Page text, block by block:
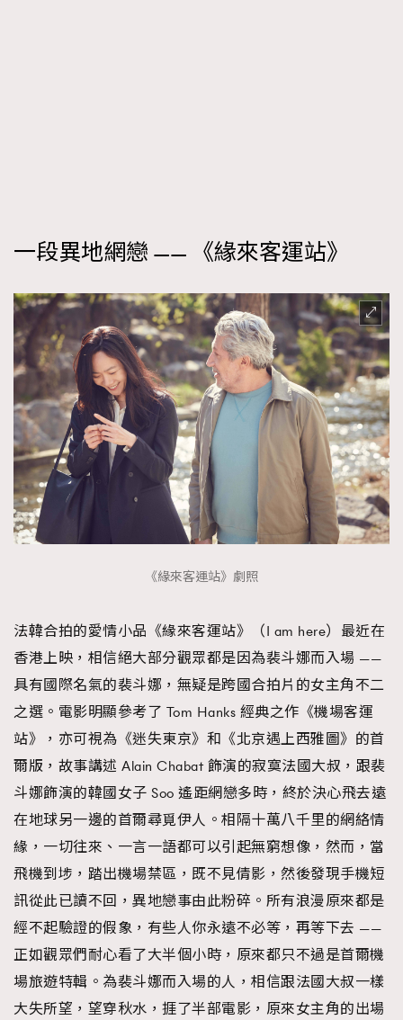
一段異地網戀 —— 《緣來客運站》
《緣來客運站》劇照
法韓合拍的愛情小品《緣來客運站》（I am here）最近在
香港上映，相信絕大部分觀眾都是因為裴斗娜而入場 ——
具有國際名氣的裴斗娜，無疑是跨國合拍片的女主角不二
之選。電影明顯參考了 Tom Hanks 經典之作《機場客運
站》，亦可視為《迷失東京》和《北京遇上西雅圖》的首
爾版，故事講述 Alain Chabat 飾演的寂寞法國大叔，跟裴
斗娜飾演的韓國女子 Soo 遙距網戀多時，終於決心飛去遠
在地球另一邊的首爾尋覓伊人。相隔十萬八千里的網絡情
緣，一切往來、一言一語都可以引起無窮想像，然而，當
飛機到埗，踏出機場禁區，既不見倩影，然後發現手機短
訊從此已讀不回，異地戀事由此粉碎。所有浪漫原來都是
經不起驗證的假象，有些人你永遠不必等，再等下去 ——
正如觀眾們耐心看了大半個小時，原來都只不過是首爾機
場旅遊特輯。為裴斗娜而入場的人，相信跟法國大叔一樣
大失所望，望穿秋水，捱了半部電影，原來女主角的出場